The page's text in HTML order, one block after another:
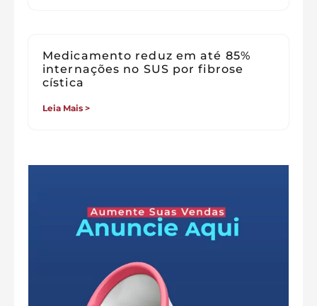
Medicamento reduz em até 85%
internações no SUS por fibrose
cística
Leia Mais >